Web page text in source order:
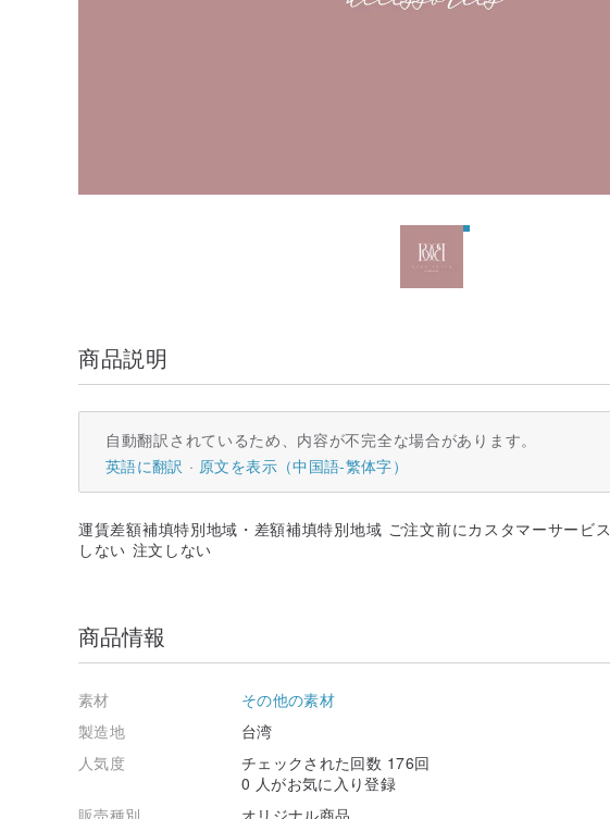
商品説明
自動翻訳されているため、内容が不完全な場合があります。
英語に翻訳
原文を表示（中国語-繁体字）
運賃差額補填特別地域・差額補填特別地域 ご注文前にカスタマーサービ
しない 注文しない
商品情報
素材
その他の素材
製造地
台湾
人気度
チェックされた回数 176回
0 人がお気に入り登録
販売種別
オリジナル商品